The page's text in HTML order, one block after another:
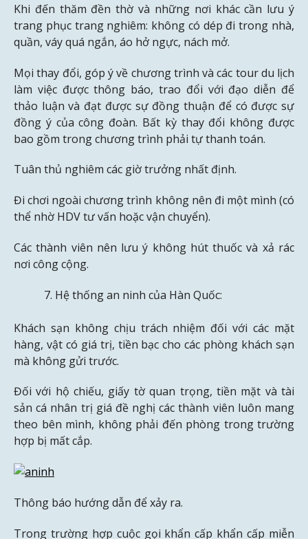
Khi đến thăm đền thờ và những nơi khác cần lưu ý
trang phục trang nghiêm: không có dép đi trong nhà,
quần, váy quá ngắn, áo hở ngực, nách mở.
Mọi thay đổi, góp ý về chương trình và các tour du lịch
làm việc được thông báo, trao đổi với đạo diễn để
thảo luận và đạt được sự đồng thuận để có được sự
đồng ý của công đoàn. Bất kỳ thay đổi không được
bao gồm trong chương trình phải tự thanh toán.
Tuân thủ nghiêm các giờ trưởng nhất định.
Đi chơi ngoài chương trình không nên đi một mình (có
thể nhờ HDV tư vấn hoặc vận chuyển).
Các thành viên nên lưu ý không hút thuốc và xả rác
nơi công cộng.
Hệ thống an ninh của Hàn Quốc:
Khách sạn không chịu trách nhiệm đối với các mặt
hàng, vật có giá trị, tiền bạc cho các phòng khách sạn
mà không gửi trước.
Đối với hộ chiếu, giấy tờ quan trọng, tiền mặt và tài
sản cá nhân trị giá đề nghị các thành viên luôn mang
theo bên mình, không phải đến phòng trong trường
hợp bị mất cắp.
Thông báo hướng dẫn để xảy ra.
Trong trường hợp cuộc gọi khẩn cấp khẩn cấp miễn